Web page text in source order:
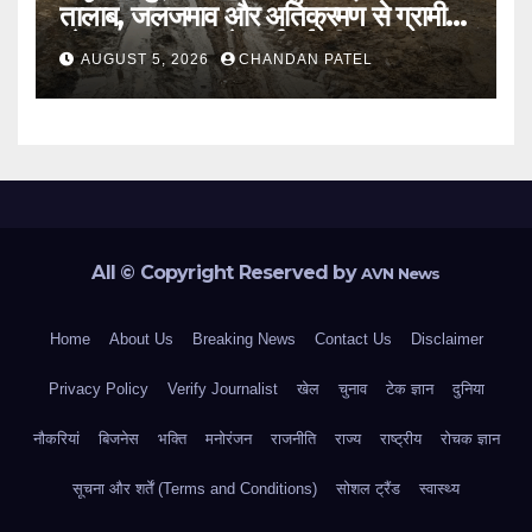
तालाब, जलजमाव और अतिक्रमण से ग्रामीण
परेशान, प्रशासन से कार्रवाई की मांग
AUGUST 5, 2026 CHANDAN PATEL
All © Copyright Reserved byAVN News
Home About Us Breaking News Contact Us Disclaimer
Privacy Policy Verify Journalist खेल चुनाव टेक ज्ञान दुनिया
नौकरियां बिजनेस भक्ति मनोरंजन राजनीति राज्य राष्ट्रीय रोचक ज्ञान
सूचना और शर्तें (Terms and Conditions) सोशल ट्रैंड स्वास्थ्य